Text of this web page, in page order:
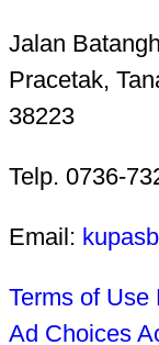
Jalan
Pracetak,
38223
Telp. 0736-
Email:
Terms of Use
Ad Choices